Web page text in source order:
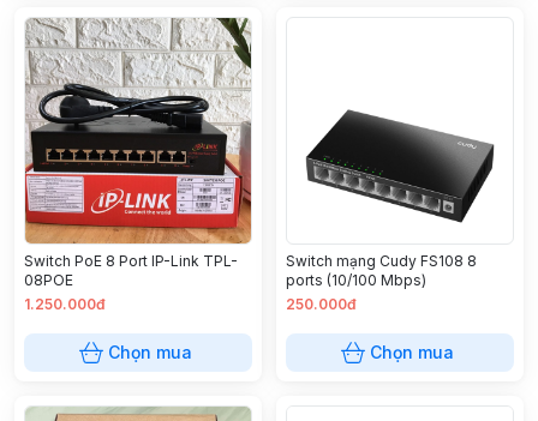
Switch PoE 8 Port IP-Link TPL-
08POE
1.250.000đ
Chọn mua
Switch mạng Cudy FS108 8
ports (10/100 Mbps)
250.000đ
Chọn mua